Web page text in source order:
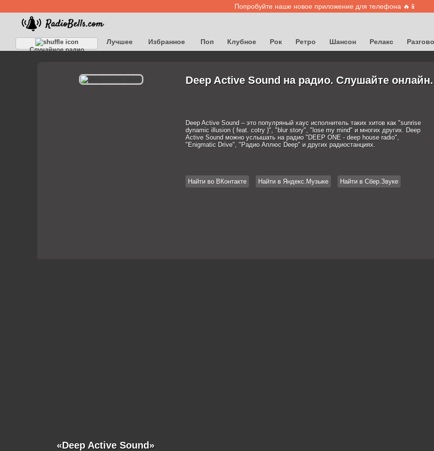
Попробуйте наше новое приложение для телефона 🔥📱
Случайное радио
Лучшее Избранное Поп Клубное Рок Ретро Шансон Релакс
Deep Active Sound на радио. Слушайте онлайн.
Deep Active Sound – это популряный хаус исполнитель таких хитов как "sunrise
dynamic illusion ( feat. cotry )", "blur story", "lose my mind" и многих других. Deep
Active Sound можно услышать на радио "DEEP ONE - deep house radio",
"Enigmatic Drive", "Радио Аплюс Deep" и других радиостанциях.
Найти во ВКонтакте Найти в Яндекс.Музыке Найти в Сбер.Звуке
«Deep Active Sound»